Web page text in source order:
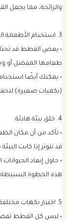
والرائحة، مما يجعل
3. استخدام الأطعمة التي تحفز الشهية:
• بعض القطط قد
طعامها المفضل أو
• يمكنك أيضًا
(بكميات صغيرة)
4. خلق بيئة هادئة:
• تأكد من أن مكان
قد تتوتر إذا كانت
• حاول إبعاد
هذه الخطوة البسيطة
5. اختبار نكهات مختلفة:
• ليس كل القطط تفضل